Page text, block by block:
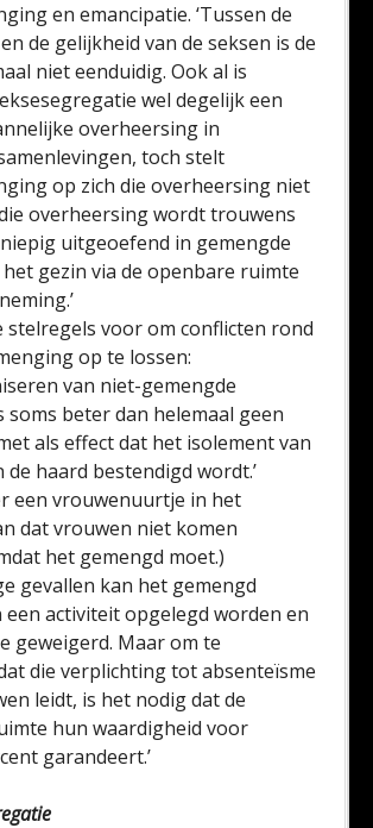
en emancipatie. ‘Tussen de
de gelijkheid van de seksen is de
niet eenduidig. Ook al is
wel degelijk een
overheersing in
toch stelt
op zich die overheersing niet
overheersing wordt trouwens
uitgeoefend in gemengde
gezin via de openbare ruimte
stelregels voor om conflicten rond
op te lossen:
van niet-gemengde
soms beter dan helemaal geen
als effect dat het isolement van
haard bestendigd wordt.’
een vrouwenuurtje in het
dat vrouwen niet komen
het gemengd moet.)
gevallen kan het gemengd
activiteit opgelegd worden en
geweigerd. Maar om te
die verplichting tot absenteïsme
leidt, is het nodig dat de
hun waardigheid voor
garandeert.’